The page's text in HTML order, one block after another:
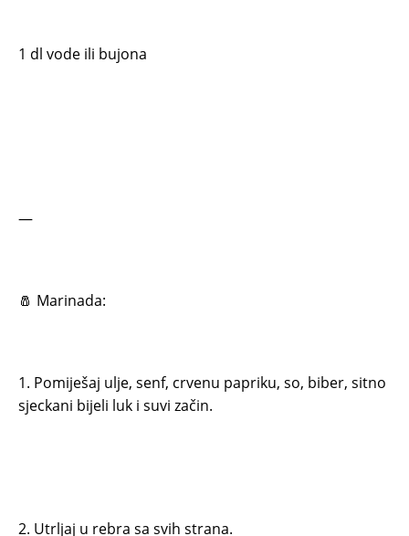
1 dl vode ili bujona
—
🧂 Marinada:
1. Pomiješaj ulje, senf, crvenu papriku, so, biber, sitno
sjeckani bijeli luk i suvi začin.
2. Utrljaj u rebra sa svih strana.